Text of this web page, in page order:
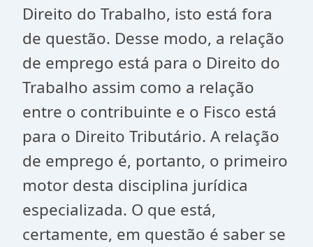
Direito do Trabalho, isto está fora
de questão. Desse modo, a relação
de emprego está para o Direito do
Trabalho assim como a relação
entre o contribuinte e o Fisco está
para o Direito Tributário. A relação
de emprego é, portanto, o primeiro
motor desta disciplina jurídica
especializada. O que está,
certamente, em questão é saber se